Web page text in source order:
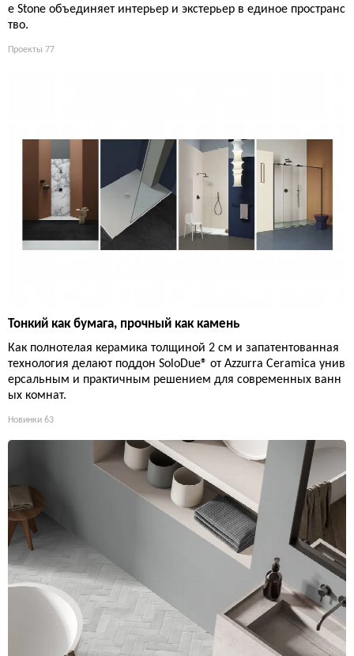
e Stone объединяет интерьер и экстерьер в единое пространс
тво.
Проекты 77
Тонкий как бумага, прочный как камень
Как полнотелая керамика толщиной 2 см и запатентованная
технология делают поддон SoloDue® от Azzurra Ceramica унив
ерсальным и практичным решением для современных ванн
ых комнат.
Новинки 63